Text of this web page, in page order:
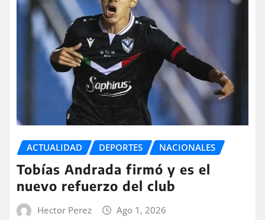
ACTUALIDAD DEPORTES NACIONALES
Tobías Andrada firmó y es el
nuevo refuerzo del club
Hector Perez Ago 1, 2026